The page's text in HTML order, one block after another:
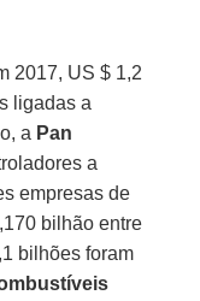
2017, US $ 1,2
ligadas a
a Pan
a
empresas de
bilhão entre
bilhões foram